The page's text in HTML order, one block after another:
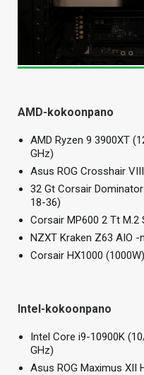
AMD-kokoonpano
AMD Ryzen 9 3900XT
GHz)
Asus ROG Crosshair
32 Gt Corsair
18-36)
Corsair MP600 2 Tt M.2
NZXT Kraken Z63 AIO -
Corsair HX1000 (1000W)
Intel-kokoonpano
Intel Core i9-10900K
GHz)
Asus ROG Maximus XII